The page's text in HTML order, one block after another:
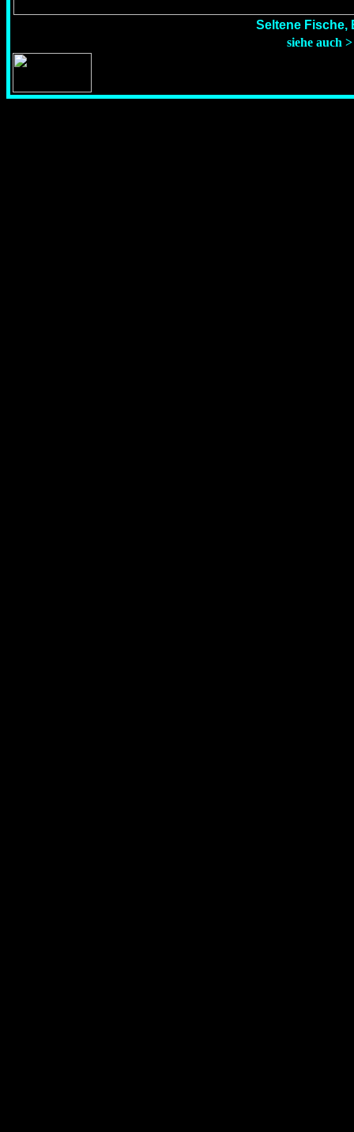
Seltene Fische,
siehe auch >